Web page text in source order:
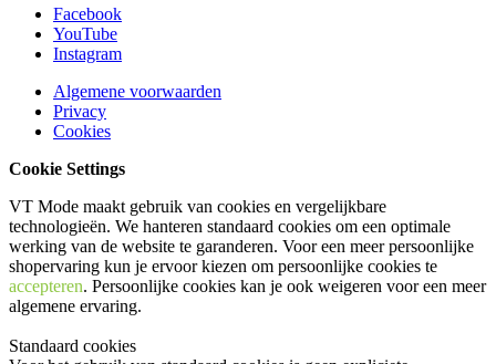
Facebook
YouTube
Instagram
Algemene voorwaarden
Privacy
Cookies
Cookie Settings
VT Mode maakt gebruik van cookies en vergelijkbare
technologieën. We hanteren standaard cookies om een optimale
werking van de website te garanderen. Voor een meer persoonlijke
shopervaring kun je ervoor kiezen om persoonlijke cookies te
accepteren. Persoonlijke cookies kan je ook weigeren voor een meer
algemene ervaring.
Standaard cookies